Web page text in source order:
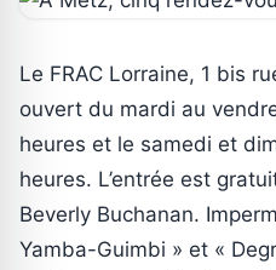
Le FRAC Lorraine, 1 bis
ouvert du mardi au
heures et le samedi et
heures. L’entrée est
Beverly Buchanan.
Yamba-Guimbi » et «